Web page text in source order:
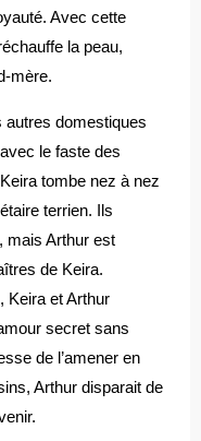
Avec cette
la peau,
mère.
autres domestiques
le faste des
tombe nez à nez
terrien. Ils
mais Arthur est
de Keira.
Keira et Arthur
secret sans
de l’amener en
Arthur disparait de